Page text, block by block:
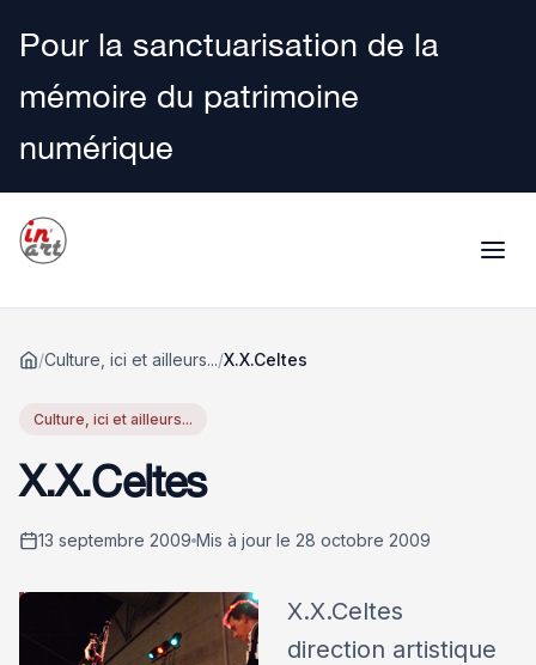
Pour la sanctuarisation de la
mémoire du patrimoine
numérique
/Culture, ici et ailleurs.../X.X.Celtes
Culture, ici et ailleurs...
X.X.Celtes
13 septembre 2009 Mis à jour le 28 octobre 2009
X.X.Celtes
direction artistique